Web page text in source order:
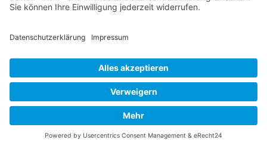
Kontakt
Acker Raum-Systeme GmbH